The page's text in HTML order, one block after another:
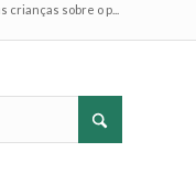
sobre o p...